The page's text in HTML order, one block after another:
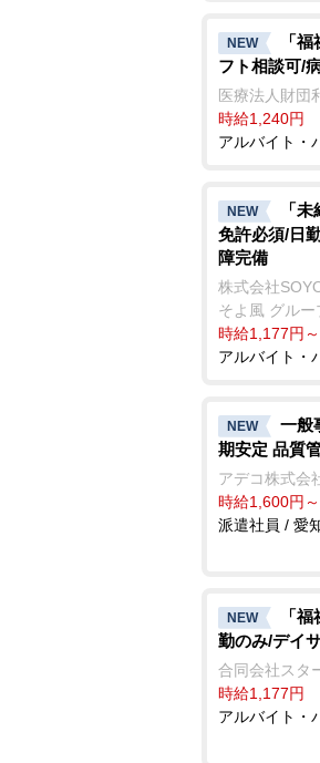
NEW
「
フト相談可/
医療法人財団
時給1,240円
アルバイト・
NEW
「
免許必須/日
障完備
株式会社
そよ風 グルー
時給1,177円
アルバイト・
NEW
一般
期安定 品質
アデコ株式会
時給1,600円～
派遣社員 / 愛
NEW
「
勤のみ/デイ
合同会社スタ
時給1,177円
アルバイト・